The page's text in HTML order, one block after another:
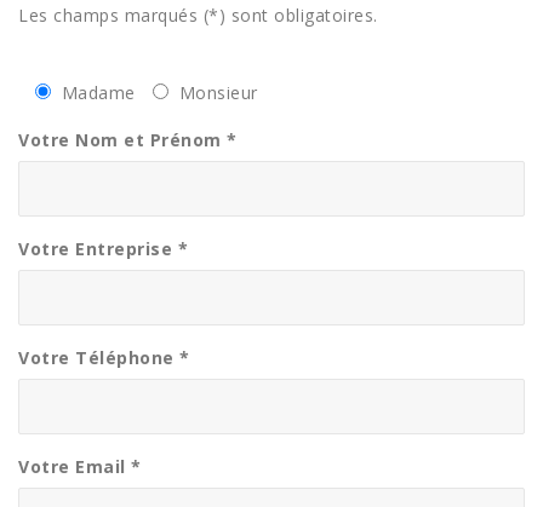
Les champs marqués (*) sont obligatoires.
Madame Monsieur
Votre Nom et Prénom *
Votre Entreprise *
Votre Téléphone *
Votre Email *